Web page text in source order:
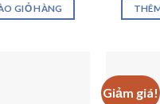
là:
9,290,000 ₫.
GIỎ HÀNG
Giảm giá!